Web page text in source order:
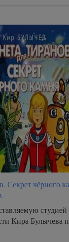
Секрет чёрного
Кира Булычева